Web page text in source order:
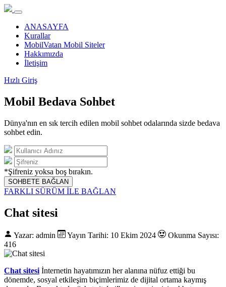
ANASAYFA
Kurallar
MobilVatan Mobil Siteler
Hakkımızda
İletişim
Hızlı Giriş
Mobil Bedava Sohbet
Dünya'nın en sık tercih edilen mobil sohbet odalarında sizde bedava
sohbet edin.
*Şifreniz yoksa boş bırakın.
SOHBETE BAĞLAN
FARKLI SÜRÜM İLE BAĞLAN
Chat sitesi
Yazar: admin Yayın Tarihi: 10 Ekim 2024
Okunma Sayısı:
416
Chat sitesi İnternetin hayatımızın her alanına nüfuz ettiği bu
dönemde, sosyal etkileşim biçimlerimiz de dijital ortama kaymış